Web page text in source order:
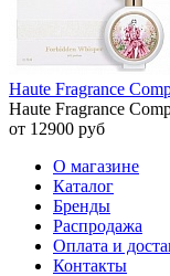
Haute Fragrance
Haute Fragrance
от 12900 руб
О магазине
Каталог
Бренды
Распродажа
Оплата и
Контакты